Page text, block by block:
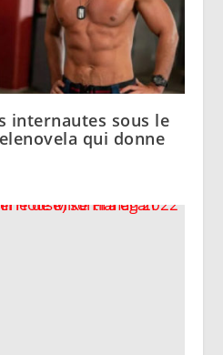
internautes sous le
qui donne